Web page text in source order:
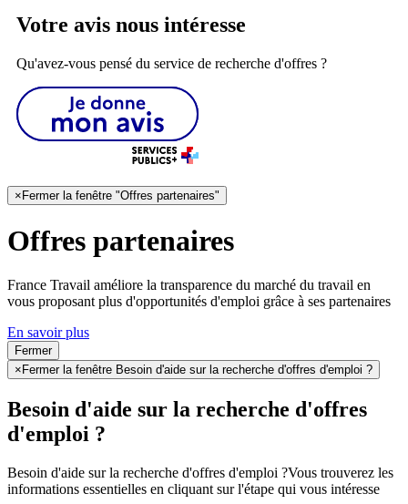
Votre avis nous intéresse
Qu'avez-vous pensé du service de recherche d'offres ?
×Fermer la fenêtre "Offres partenaires"
Offres partenaires
France Travail améliore la transparence du marché du travail en
vous proposant plus d'opportunités d'emploi grâce à ses partenaires
En savoir plus
Fermer
× Fermer la fenêtre Besoin d'aide sur la recherche d'offres d'emploi ?
Besoin d'aide sur la recherche d'offres
d'emploi ?
Besoin d'aide sur la recherche d'offres d'emploi ?Vous trouverez les
informations essentielles en cliquant sur l'étape qui vous intéresse